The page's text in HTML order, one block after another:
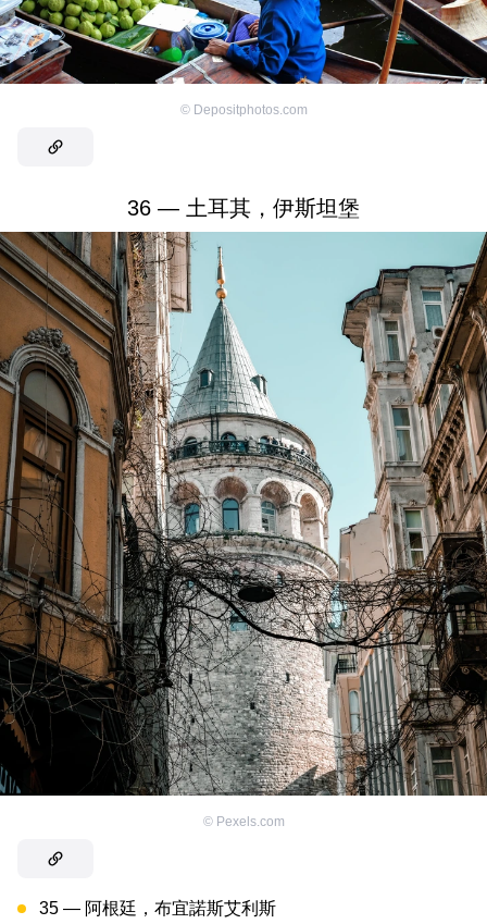
© Depositphotos.com
36 — 土耳其，伊斯坦堡
© Pexels.com
35 — 阿根廷，布宜諾斯艾利斯